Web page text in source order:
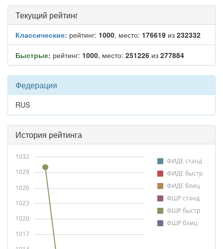
Текущий рейтинг
Классические: рейтинг: 1000, место: 176619 из 232332
Быстрые: рейтинг: 1000, место: 251226 из 277884
Федерация
RUS
История рейтинга
ФИДЕ станд
ФИДЕ быстр
ФИДЕ блиц
ФШР станд
ФШР быстр
ФШР блиц
1017
1020
1023
1026
1029
1032